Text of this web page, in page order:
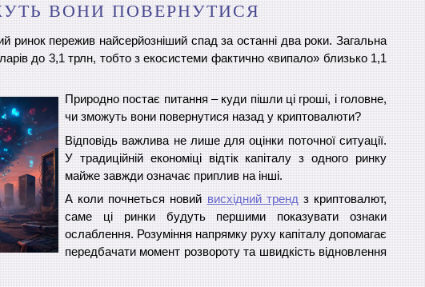
ВОНИ ПОВЕРНУТИСЯ
ринок пережив найсерйозніший спад за останні два роки. Загальна
до 3,1 трлн, тобто з екосистеми фактично «випало» близько 1,1
Природно постає питання – куди пішли ці гроші, і головне,
чи зможуть вони повернутися назад у криптовалюти?
Відповідь важлива не лише для оцінки поточної ситуації.
У традиційній економіці відтік капіталу з одного ринку
майже завжди означає приплив на інші.
А коли почнеться новий висхідний тренд з криптовалют,
саме ці ринки будуть першими показувати ознаки
ослаблення. Розуміння напрямку руху капіталу допомагає
передбачати момент розвороту та швидкість відновлення